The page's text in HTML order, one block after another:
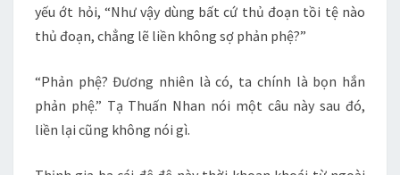
yếu ớt hỏi, “Như vậy dùng bất cứ thủ đoạn tồi tệ nào
thủ đoạn, chẳng lẽ liền không sợ phản phệ?”
“Phản phệ? Đương nhiên là có, ta chính là bọn hắn
phản phệ.” Tạ Thuấn Nhan nói một câu này sau đó,
liền lại cũng không nói gì.